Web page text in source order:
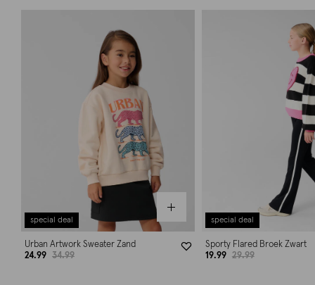
special deal
Urban Artwork Sweater Zand
24.99
34.99
special deal
Sporty Flared Broek Zwart
19.99
29.99